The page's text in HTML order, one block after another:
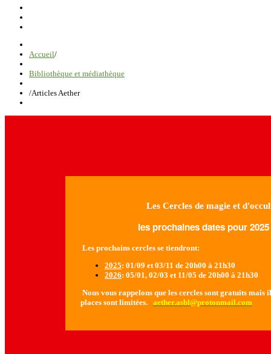
Accueil/
Bibliothèque et médiathèque
/Articles Aether
Les Cercles de magie et
les prochaines dates pour 2025
Les prochains cercles se tiendront:
2025: 01/09 et 03/11 de 20h00 à 21h30
2026: 05/01, 02/03 et 11/05 de 20h00 à 21h30
Nous vous rappelons que les cercles sont gratuits
places sont limitées. aether.asbl@protonmail.com